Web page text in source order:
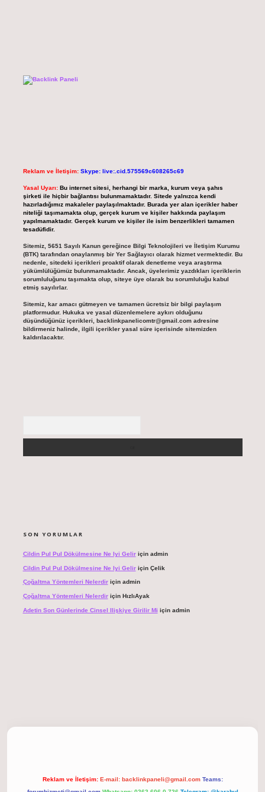
Reklam ve İletişim: Skype: live:.cid.575569c608265c69
Yasal Uyarı: Bu internet sitesi, herhangi bir marka, kurum veya şahıs
şirketi ile hiçbir bağlantısı bulunmamaktadır. Sitede yalnızca kendi
hazırladığımız makaleler paylaşılmaktadır. Burada yer alan içerikler haber
niteliği taşımamakta olup, gerçek kurum ve kişiler hakkında paylaşım
yapılmamaktadır. Gerçek kurum ve kişiler ile isim benzerlikleri tamamen
tesadüfidir.
Sitemiz, 5651 Sayılı Kanun gereğince Bilgi Teknolojileri ve İletişim Kurumu
(BTK) tarafından onaylanmış bir Yer Sağlayıcı olarak hizmet vermektedir. Bu
nedenle, sitedeki içerikleri proaktif olarak denetleme veya araştırma
yükümlülüğümüz bulunmamaktadır. Ancak, üyelerimiz yazdıkları içeriklerin
sorumluluğunu taşımakta olup, siteye üye olarak bu sorumluluğu kabul
etmiş sayılırlar.
Sitemiz, kar amacı gütmeyen ve tamamen ücretsiz bir bilgi paylaşım
platformudur. Hukuka ve yasal düzenlemelere aykırı olduğunu
düşündüğünüz içerikleri, backlinkpanelicomtr@gmail.comadresine
bildirmeniz halinde, ilgili içerikler yasal süre içerisinde sitemizden
kaldırılacaktır.
SON YORUMLAR
Cildin Pul Pul Dökülmesine Ne Iyi Geliriçin admin
Cildin Pul Pul Dökülmesine Ne Iyi Geliriçin Çelik
Çoğaltma Yöntemleri Nelerdiriçin admin
Çoğaltma Yöntemleri Nelerdiriçin HızlıAyak
Adetin Son Günlerinde Cinsel Ilişkiye Girilir Mi için admin
Reklam ve İletişim: E-mail: backlinkpaneli@gmail.com Teams: